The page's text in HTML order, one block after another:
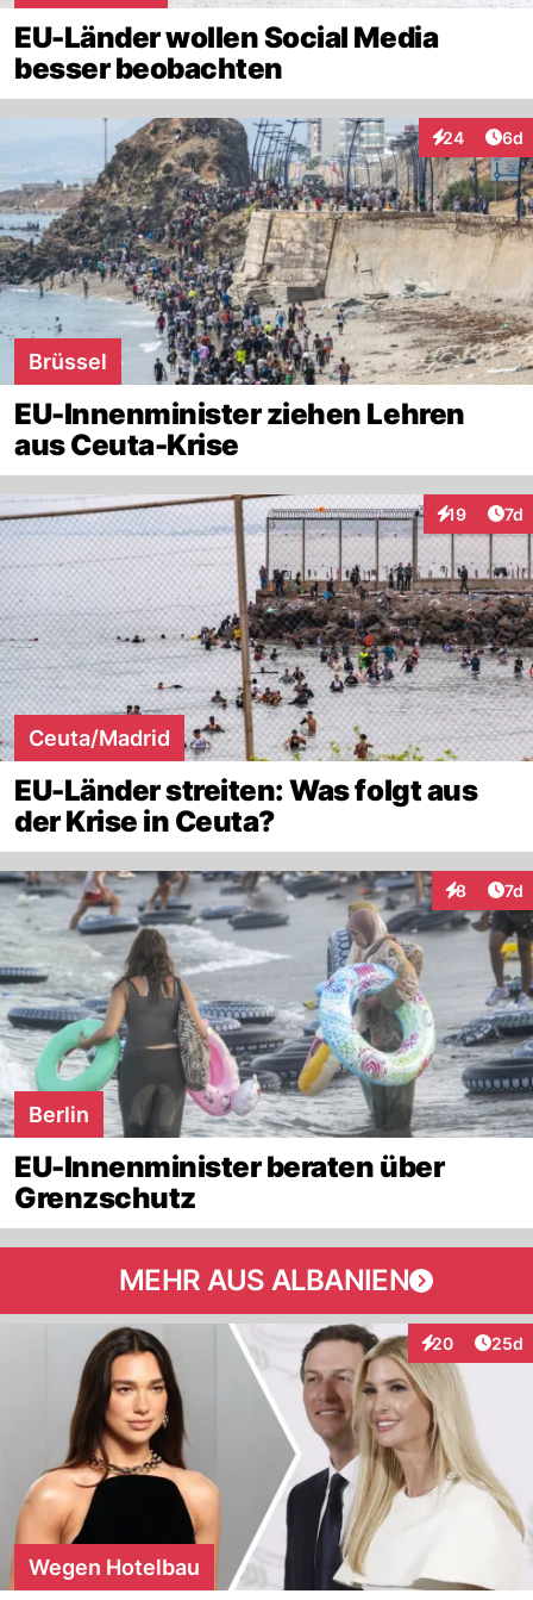
EU-Länder wollen Social Media
besser beobachten
24
Interaktionen
6d
Brüssel
EU-Innenminister ziehen Lehren
aus Ceuta-Krise
19 7d
Ceuta/Madrid
EU-Länder streiten: Was folgt aus
der Krise in Ceuta?
8 7d
Berlin
EU-Innenminister beraten über
Grenzschutz
MEHR AUS ALBANIEN
20
Interaktionen
25d
Wegen Hotelbau